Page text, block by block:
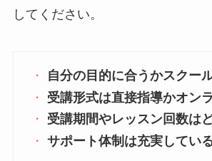
してください。
自分の目的に合うかスクー
受講形式は直接指導かオン
受講期間やレッスン回数は
サポート体制は充実してい